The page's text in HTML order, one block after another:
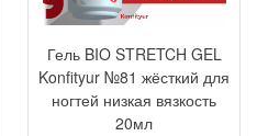
Гель BIO STRETCH GEL
Konfityur №81 жёсткий для
ногтей низкая вязкость
20мл